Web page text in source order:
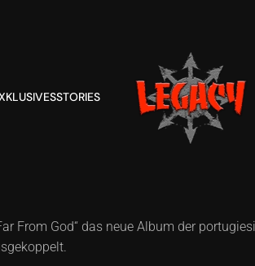
STORIES
From God“ das neue Album der